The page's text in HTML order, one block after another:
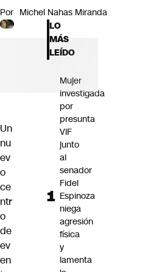
Por Michel Nahas Miranda
Un
nu
ev
o
ce
ntr
o
de
ev
en
LO
MÁS
LEÍDO
Mujer
investigada
por
presunta
VIF
junto
al
senador
Fidel
Espinoza
niega
agresión
física
y
lamenta